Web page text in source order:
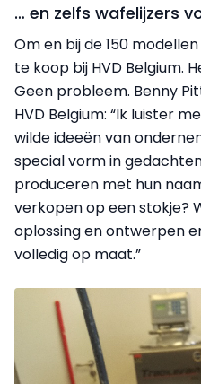
… en zelfs wafelijzers
Om en bij de 150
te koop bij HVD Belgium.
Geen probleem. Benny
HVD Belgium: “Ik luister
wilde ideeën van
special vorm in
produceren met hun
verkopen op een stokje?
oplossing en ontwerpen
volledig op maat.”